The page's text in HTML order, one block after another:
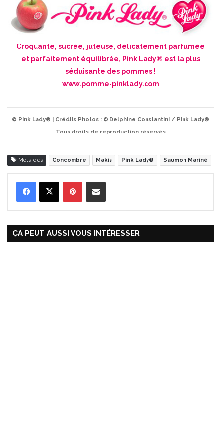
Croquante, sucrée, juteuse, délicatement parfumée
et parfaitement équilibrée, Pink Lady® est la plus
séduisante des pommes !
www.pomme-pinklady.com
© Pink Lady® | Crédits Photos : © Delphine Constantini / Pink Lady®
Tous droits de reproduction réservés
Mots-clés Concombre Makis Pink Lady® Saumon Mariné
ÇA PEUT AUSSI VOUS INTÉRESSER